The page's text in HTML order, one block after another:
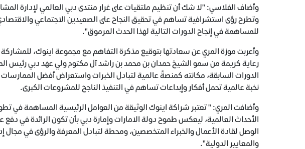
وأضاف الفلاسي: "لا شك أن تنظيم ملتقيات على غرار منتدى دبي العالمي لإدارة
وتطرح رؤى استشرافية تساهم في تحقيق النجاح على الصعيدين الاجتماعي
للمساهمة في إنجاح الدورات التالية لهذا الحدث المرموق".
وأعربت موزة المري عن سعادتها بتوقيع مذكرة التفاهم مع مجموعة اينوك،
رعاية كريمة من سمو الشيخ حمدان بن محمد بن راشد آل مكتوم ولي عهد دبي رئيس
الدورات السابقة، مكانته كمنصةً عالمية لتبادل الخبرات واستعراض أفضل
نخبة عالمية تحمل أفكار وإبداعات تساهم في التنفيذ الناجح للمشروعات الكبرى.
وأضافت المري: " تعتبر شراكة اينوك الوثيقة من العوامل الرئيسية المساهمة في
الأحداث العالمية، ليعكس طموح دولة الامارات وإمارة دبي بأن تكون الرائدة في دفع
الوصل لقادة الأعمال والخبراء المتخصصين، ومحطة لتبادل المعرفة والرؤى في
والمعايير الدولية".